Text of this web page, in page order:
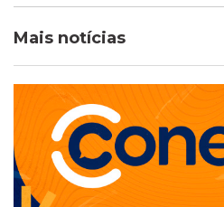
Mais notícias